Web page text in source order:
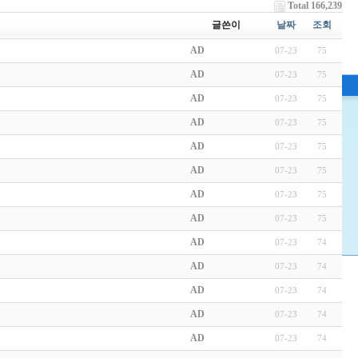
Total 166,239
글쓴이
날짜 조회
AD 07-23 75
AD 07-23 75
AD 07-23 75
AD 07-23 75
AD 07-23 75
AD 07-23 75
AD 07-23 75
AD 07-23 75
AD 07-23 74
AD 07-23 74
AD 07-23 74
AD 07-23 74
AD 07-23 74